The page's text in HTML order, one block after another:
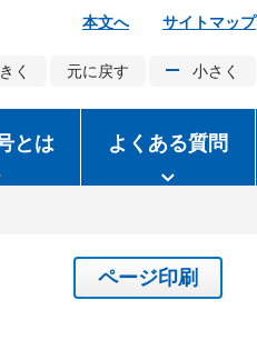
本文へ サイトマップ
く 元に戻す 小さく
とは よくある質問
ページ印刷